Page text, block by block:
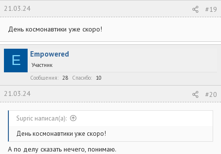
21.03.24 #19
День космонавтики уже скоро!
E Empowered
Участник
Сообщения
28 Спасибо 10
21.03.24 #20
Supric написал(а):
День космонавтики уже скоро!
А по делу сказать нечего, понимаю.